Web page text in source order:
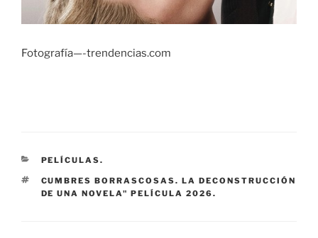
Fotografía—-trendencias.com
CATEGORÍAS
PELÍCULAS.
ETIQUETAS
CUMBRES BORRASCOSAS. LA DECONSTRUCCIÓN
DE UNA NOVELA" PELÍCULA 2026.